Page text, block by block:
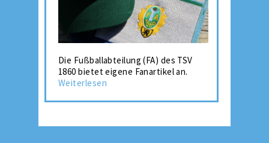
Die Fußballabteilung (FA) des TSV
1860 bietet eigene Fanartikel an.
Weiterlesen